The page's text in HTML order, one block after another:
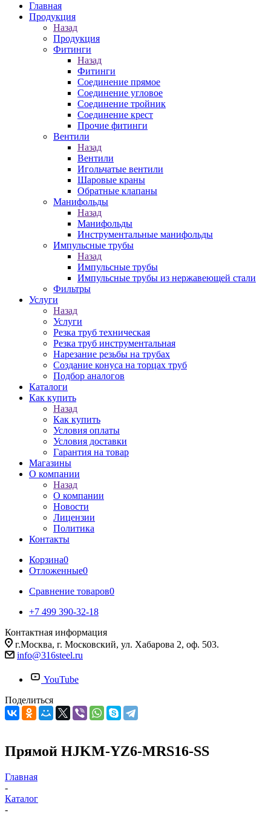
Главная
Продукция
Назад
Продукция
Фитинги
Назад
Фитинги
Соединение прямое
Соединение угловое
Соединение тройник
Соединение крест
Прочие фитинги
Вентили
Назад
Вентили
Игольчатые вентили
Шаровые краны
Обратные клапаны
Манифольды
Назад
Манифольды
Инструментальные манифольды
Импульсные трубы
Назад
Импульсные трубы
Импульсные трубы из нержавеющей стали
Фильтры
Услуги
Назад
Услуги
Резка труб техническая
Резка труб инструментальная
Нарезание резьбы на трубах
Создание конуса на торцах труб
Подбор аналогов
Каталоги
Как купить
Назад
Как купить
Условия оплаты
Условия доставки
Гарантия на товар
Магазины
О компании
Назад
О компании
Новости
Лицензии
Политика
Контакты
Корзина0
Отложенные0
Сравнение товаров0
+7 499 390-32-18
Контактная информация
г.Москва, г. Московский, ул. Хабарова 2, оф. 503.
info@316steel.ru
YouTube
Поделиться
Прямой HJKM-YZ6-MRS16-SS
Главная
-
Каталог
-